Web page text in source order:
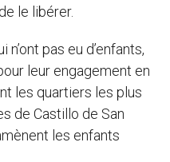
le libérer.
pas eu d’enfants,
leur engagement en
les quartiers les plus
de Castillo de San
les enfants